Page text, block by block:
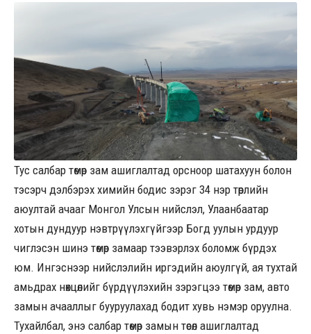
Тус салбар төмөр зам ашиглалтад орсноор шатахуун болон
тэсэрч дэлбэрэх химийн бодис зэрэг 34 нэр төрлийн
аюултай ачааг Монгол Улсын нийслэл, Улаанбаатар
хотын дундуур нэвтрүүлэхгүйгээр Богд уулын урдуур
чиглэсэн шинэ төмөр замаар тээвэрлэх боломж бүрдэх
юм. Ингэснээр нийслэлийн иргэдийн аюулгүй, ая тухтай
амьдрах нөхцөлийг бүрдүүлэхийн зэрэгцээ төмөр зам, авто
замын ачааллыг бууруулахад бодит хувь нэмэр оруулна.
Тухайлбал, энэ салбар төмөр замын төсөл ашиглалтад